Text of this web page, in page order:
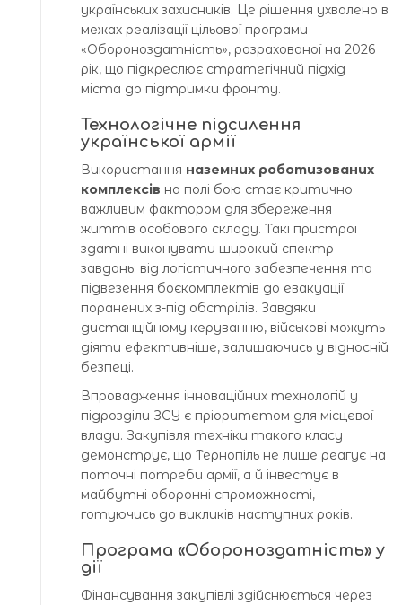
українських захисників. Це рішення ухвалено в
межах реалізації цільової програми
«Обороноздатність», розрахованої на 2026
рік, що підкреслює стратегічний підхід
міста до підтримки фронту.
Технологічне підсилення
української армії
Використання наземних роботизованих
комплексів на полі бою стає критично
важливим фактором для збереження
життів особового складу. Такі пристрої
здатні виконувати широкий спектр
завдань: від логістичного забезпечення та
підвезення боєкомплектів до евакуації
поранених з-під обстрілів. Завдяки
дистанційному керуванню, військові можуть
діяти ефективніше, залишаючись у відносній
безпеці.
Впровадження інноваційних технологій у
підрозділи ЗСУ є пріоритетом для місцевої
влади. Закупівля техніки такого класу
демонструє, що Тернопіль не лише реагує на
поточні потреби армії, а й інвестує в
майбутні оборонні спроможності,
готуючись до викликів наступних років.
Програма «Обороноздатність» у
дії
Фінансування закупівлі здійснюється через